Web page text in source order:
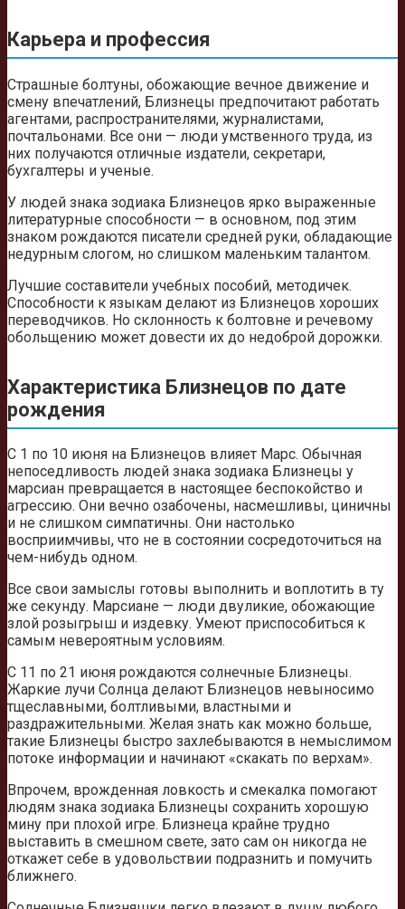
Карьера и профессия
Страшные болтуны, обожающие вечное движение и
смену впечатлений, Близнецы предпочитают работать
агентами, распространителями, журналистами,
почтальонами. Все они — люди умственного труда, из
них получаются отличные издатели, секретари,
бухгалтеры и ученые.
У людей знака зодиака Близнецов ярко выраженные
литературные способности — в основном, под этим
знаком рождаются писатели средней руки, обладающие
недурным слогом, но слишком маленьким талантом.
Лучшие составители учебных пособий, методичек.
Способности к языкам делают из Близнецов хороших
переводчиков. Но склонность к болтовне и речевому
обольщению может довести их до недоброй дорожки.
Характеристика Близнецов по дате
рождения
С 1 по 10 июня на Близнецов влияет Марс. Обычная
непоседливость людей знака зодиака Близнецы у
марсиан превращается в настоящее беспокойство и
агрессию. Они вечно озабочены, насмешливы, циничны
и не слишком симпатичны. Они настолько
восприимчивы, что не в состоянии сосредоточиться на
чем-нибудь одном.
Все свои замыслы готовы выполнить и воплотить в ту
же секунду. Марсиане — люди двуликие, обожающие
злой розыгрыш и издевку. Умеют приспособиться к
самым невероятным условиям.
С 11 по 21 июня рождаются солнечные Близнецы.
Жаркие лучи Солнца делают Близнецов невыносимо
тщеславными, болтливыми, властными и
раздражительными. Желая знать как можно больше,
такие Близнецы быстро захлебываются в немыслимом
потоке информации и начинают «скакать по верхам».
Впрочем, врожденная ловкость и смекалка помогают
людям знака зодиака Близнецы сохранить хорошую
мину при плохой игре. Близнеца крайне трудно
выставить в смешном свете, зато сам он никогда не
откажет себе в удовольствии подразнить и помучить
ближнего.